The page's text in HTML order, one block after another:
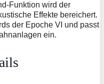
Funktion wird der
Effekte bereichert.
der Epoche VI und passt
ein.